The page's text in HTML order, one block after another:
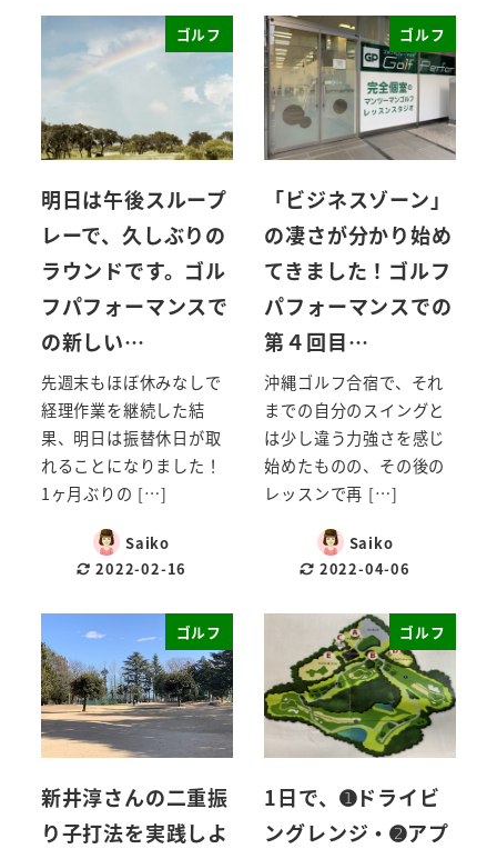
ゴルフ
明日は午後スループ
レーで、久しぶりの
ラウンドです。ゴル
フパフォーマンスで
の新しい…
先週末もほぼ休みなしで
経理作業を継続した結
果、明日は振替休日が取
れることになりました！
1ヶ月ぶりの […]
Saiko
2022-02-16
ゴルフ
「ビジネスゾーン」
の凄さが分かり始め
てきました！ゴルフ
パフォーマンスでの
第４回目…
沖縄ゴルフ合宿で、それ
までの自分のスイングと
は少し違う力強さを感じ
始めたものの、その後の
レッスンで再 […]
Saiko
2022-04-06
ゴルフ
新井淳さんの二重振
り子打法を実践しよ
ゴルフ
1日で、➊ドライビ
ングレンジ・➋アプ